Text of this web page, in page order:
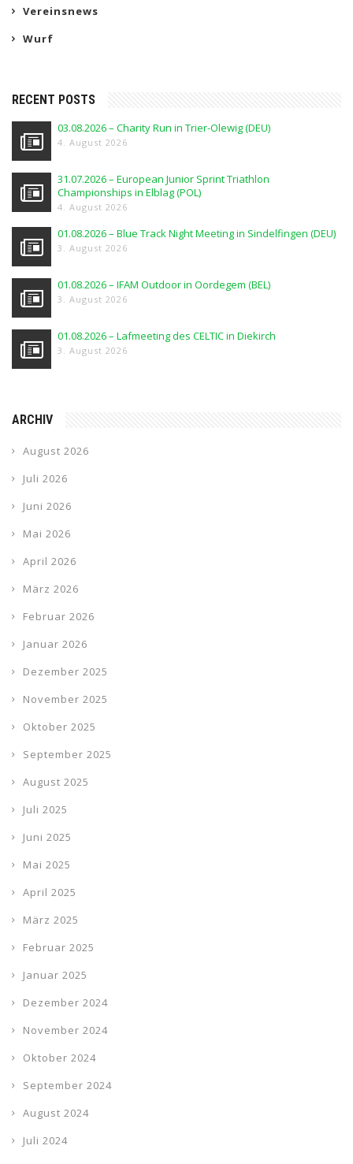
Vereinsnews
Wurf
RECENT POSTS
03.08.2026 – Charity Run in Trier-Olewig (DEU)
4. August 2026
31.07.2026 – European Junior Sprint Triathlon
Championships in Elblag (POL)
4. August 2026
01.08.2026 – Blue Track Night Meeting in Sindelfingen (DEU)
3. August 2026
01.08.2026 – IFAM Outdoor in Oordegem (BEL)
3. August 2026
01.08.2026 – Lafmeeting des CELTIC in Diekirch
3. August 2026
ARCHIV
August 2026
Juli 2026
Juni 2026
Mai 2026
April 2026
März 2026
Februar 2026
Januar 2026
Dezember 2025
November 2025
Oktober 2025
September 2025
August 2025
Juli 2025
Juni 2025
Mai 2025
April 2025
März 2025
Februar 2025
Januar 2025
Dezember 2024
November 2024
Oktober 2024
September 2024
August 2024
Juli 2024